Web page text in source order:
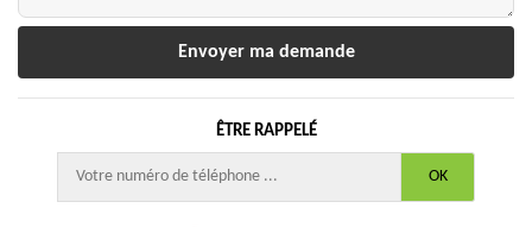
ÊTRE RAPPELÉ